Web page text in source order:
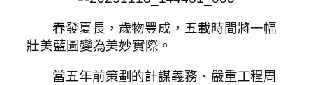
春發夏長，歲物豐成，五載時間將一幅
壯美藍圖變為美妙實際。
當五年前策劃的計謀義務、嚴重工程周